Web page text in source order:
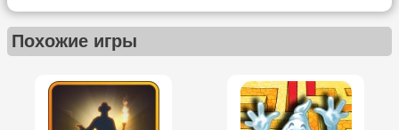
Похожие игры